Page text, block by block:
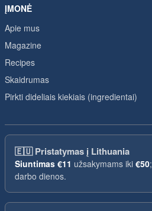
ĮMONĖ
Apie mus
Magazine
Recipes
Skaidrumas
Pirkti dideliais kiekiais (ingredientai)
🇪🇺Pristatymas į Lithuania
Siuntimas €11 užsakymams iki €50;
darbo dienos.